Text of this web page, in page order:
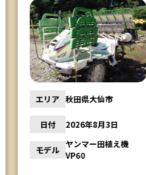
秋田県大仙市
2026年8月3日
ヤンマー田植え機
VP60